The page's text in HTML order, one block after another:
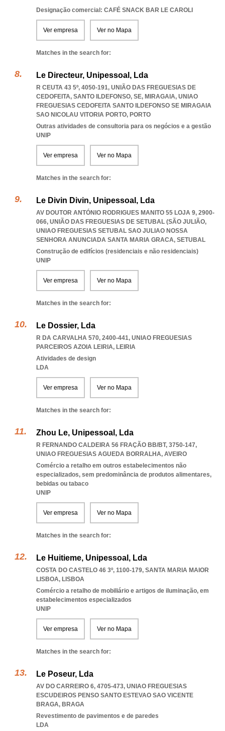
Designação comercial: CAFÉ SNACK BAR LE CAROLI
Ver empresa Ver no Mapa
Matches in the search for:
Le Directeur, Unipessoal, Lda
R CEUTA 43 5º, 4050-191, UNIÃO DAS FREGUESIAS DE
CEDOFEITA, SANTO ILDEFONSO, SE, MIRAGAIA, UNIAO
FREGUESIAS CEDOFEITA SANTO ILDEFONSO SE MIRAGAIA
SAO NICOLAU VITORIA PORTO, PORTO
Outras atividades de consultoria para os negócios e a gestão
UNIP
Ver empresa Ver no Mapa
Matches in the search for:
Le Divin Divin, Unipessoal, Lda
AV DOUTOR ANTÓNIO RODRIGUES MANITO 55 LOJA 9, 2900-
066, UNIÃO DAS FREGUESIAS DE SETUBAL (SÃO JULIÃO,
UNIAO FREGUESIAS SETUBAL SAO JULIAO NOSSA
SENHORA ANUNCIADA SANTA MARIA GRACA, SETUBAL
Construção de edifícios (residenciais e não residenciais)
UNIP
Ver empresa Ver no Mapa
Matches in the search for:
Le Dossier, Lda
R DA CARVALHA 570, 2400-441, UNIAO FREGUESIAS
PARCEIROS AZOIA LEIRIA, LEIRIA
Atividades de design
LDA
Ver empresa Ver no Mapa
Matches in the search for:
Zhou Le, Unipessoal, Lda
R FERNANDO CALDEIRA 56 FRAÇÃO BB/BT, 3750-147,
UNIAO FREGUESIAS AGUEDA BORRALHA, AVEIRO
Comércio a retalho em outros estabelecimentos não
especializados, sem predominância de produtos alimentares,
bebidas ou tabaco
UNIP
Ver empresa Ver no Mapa
Matches in the search for:
Le Huitieme, Unipessoal, Lda
COSTA DO CASTELO 46 3º, 1100-179, SANTA MARIA MAIOR
LISBOA, LISBOA
Comércio a retalho de mobiliário e artigos de iluminação, em
estabelecimentos especializados
UNIP
Ver empresa Ver no Mapa
Matches in the search for:
Le Poseur, Lda
AV DO CARREIRO 6, 4705-473, UNIAO FREGUESIAS
ESCUDEIROS PENSO SANTO ESTEVAO SAO VICENTE
BRAGA, BRAGA
Revestimento de pavimentos e de paredes
LDA